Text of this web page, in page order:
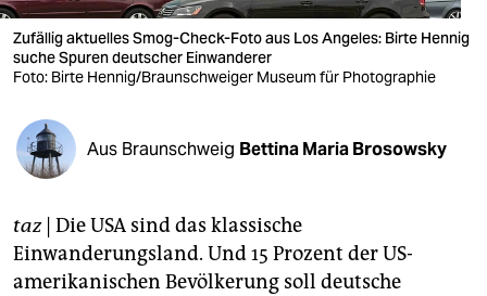
verlag
verlag
shop
fragen & hilfe
unterstützen
abo
Zufällig aktuelles Smog-Check-Foto aus Los Angeles: Birte Hennig
suche Spuren deutscher Einwanderer
Foto: Birte Hennig/Braunschweiger Museum für Photographie
Aus Braunschweig Bettina Maria Brosowsky
taz| Die USA sind das klassische
Einwanderungsland. Und 15 Prozent der US-
amerikanischen Bevölkerung soll deutsche